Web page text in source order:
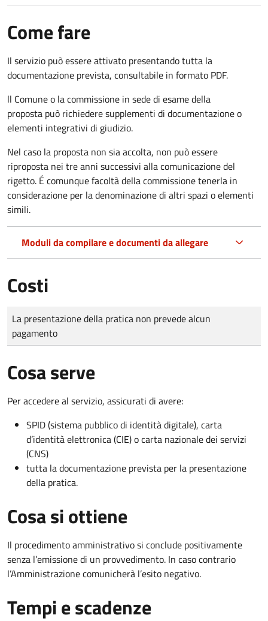
Come fare
Il servizio può essere attivato presentando tutta la
documentazione prevista, consultabile in formato PDF.
ll Comune o la commissione in sede di esame della
proposta può richiedere supplementi di documentazione o
elementi integrativi di giudizio.
Nel caso la proposta non sia accolta, non può essere
riproposta nei tre anni successivi alla comunicazione del
rigetto. É comunque facoltà della commissione tenerla in
considerazione per la denominazione di altri spazi o elementi
simili.
Moduli da compilare e documenti da allegare
Costi
Tipo di pagamento
Importo
La presentazione della pratica non prevede alcun
pagamento
Cosa serve
Per accedere al servizio, assicurati di avere:
SPID (sistema pubblico di identità digitale), carta
d’identità elettronica (CIE) o carta nazionale dei servizi
(CNS)
tutta la documentazione prevista per la presentazione
della pratica.
Cosa si ottiene
Il procedimento amministrativo si conclude positivamente
senza l’emissione di un provvedimento. In caso contrario
l’Amministrazione comunicherà l’esito negativo.
Tempi e scadenze